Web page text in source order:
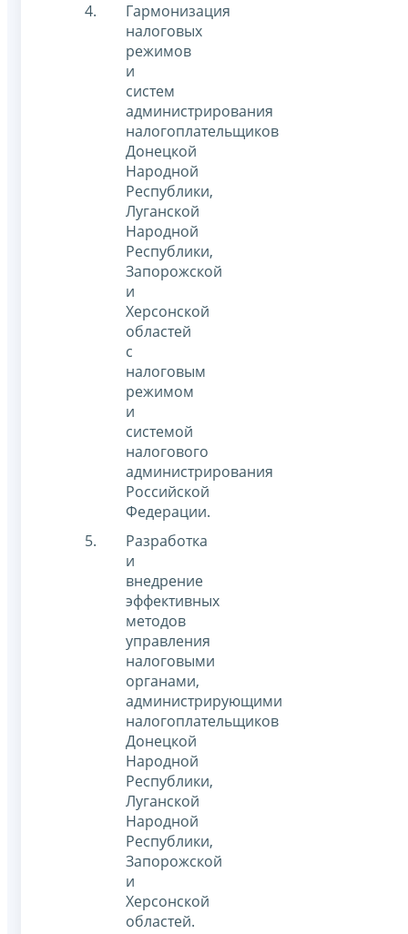
Гармонизация
налоговых
режимов
и
систем
администрирования
налогоплательщиков
Донецкой
Народной
Республики,
Луганской
Народной
Республики,
Запорожской
и
Херсонской
областей
с
налоговым
режимом
и
системой
налогового
администрирования
Российской
Федерации.
Разработка
и
внедрение
эффективных
методов
управления
налоговыми
органами,
администрирующими
налогоплательщиков
Донецкой
Народной
Республики,
Луганской
Народной
Республики,
Запорожской
и
Херсонской
областей.